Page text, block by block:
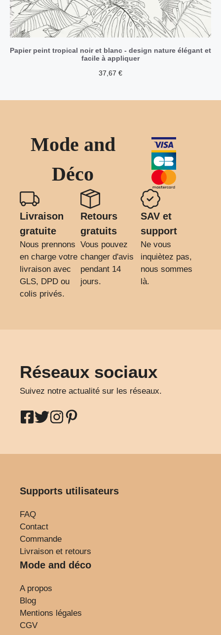
Papier peint tropical noir et blanc - design nature élégant et
facile à appliquer
37,67 €
Mode and
Déco
Livraison
gratuite
Nous prennons
en charge votre
livraison avec
GLS, DPD ou
colis privés.
Retours
gratuits
Vous pouvez
changer d'avis
pendant 14
jours.
SAV et
support
Ne vous
inquiètez pas,
nous sommes
là.
Réseaux sociaux
Suivez notre actualité sur les réseaux.
Supports utilisateurs
FAQ
Contact
Commande
Livraison et retours
Mode and déco
A propos
Blog
Mentions légales
CGV